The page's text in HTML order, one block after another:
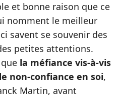
et bonne raison que ce
nomment le meilleur
savent se souvenir des
petites attentions.
la méfiance vis-à-vis
non-confiance en soi,
Martin, avant